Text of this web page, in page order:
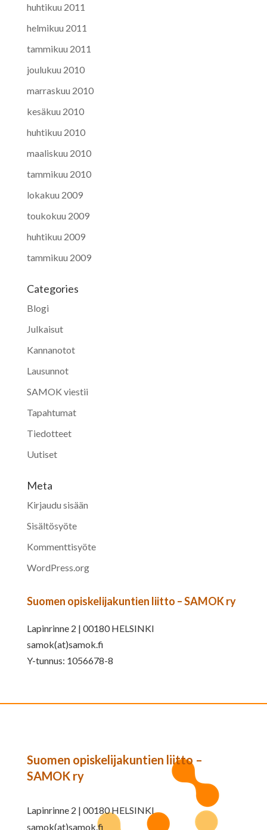
huhtikuu 2011
helmikuu 2011
tammikuu 2011
joulukuu 2010
marraskuu 2010
kesäkuu 2010
huhtikuu 2010
maaliskuu 2010
tammikuu 2010
lokakuu 2009
toukokuu 2009
huhtikuu 2009
tammikuu 2009
Categories
Blogi
Julkaisut
Kannanotot
Lausunnot
SAMOK viestii
Tapahtumat
Tiedotteet
Uutiset
Meta
Kirjaudu sisään
Sisältösyöte
Kommenttisyöte
WordPress.org
Suomen opiskelijakuntien liitto – SAMOK ry
Lapinrinne 2 | 00180 HELSINKI
samok(at)samok.fi
Y-tunnus: 1056678-8
Suomen opiskelijakuntien liitto –
SAMOK ry
Lapinrinne 2 | 00180 HELSINKI
samok(at)samok.fi